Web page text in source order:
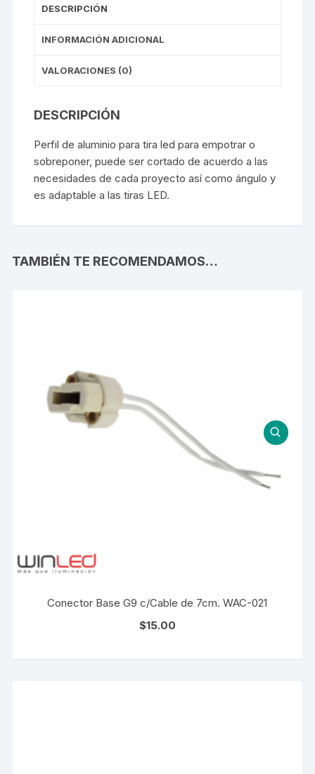
DESCRIPCIÓN
INFORMACIÓN ADICIONAL
VALORACIONES (0)
DESCRIPCIÓN
Perfil de aluminio para tira led para empotrar o
sobreponer, puede ser cortado de acuerdo a las
necesidades de cada proyecto así como ángulo y
es adaptable a las tiras LED.
TAMBIÉN TE RECOMENDAMOS…
Conector Base G9 c/Cable de 7cm. WAC-021
$15.00